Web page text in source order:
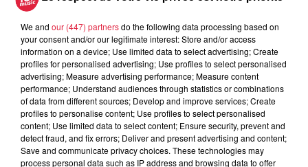
À découvrir également
We and our (447) partnersdo the following data processing based on
your consent and/or our legitimate interest: Store and/or access
information on a device; Use limited data to select advertising; Create
profiles for personalised advertising; Use profiles to select personalised
advertising; Measure advertising performance; Measure content
performance; Understand audiences through statistics or combinations
of data from different sources; Develop and improve services; Create
profiles to personalise content; Use profiles to select personalised
content; Use limited data to select content; Ensure security, prevent and
detect fraud, and fix errors; Deliver and present advertising and content;
Save and communicate privacy choices. These technologies may
process personal data such as IP address and browsing data to offer